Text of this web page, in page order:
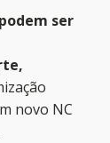
ser
novo NC